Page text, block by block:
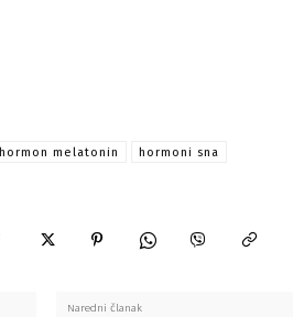
hormon melatonin
hormoni sna
Naredni članak